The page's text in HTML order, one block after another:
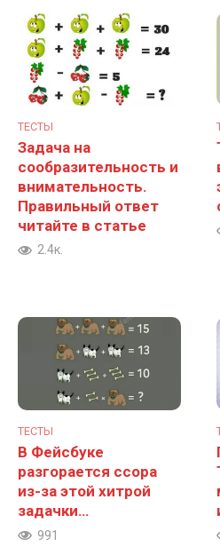
ТЕСТЫ
Задача на
сообразительность и
внимательность.
Правильный ответ
читайте в статье
2.4к.
ТЕСТЫ
В Фейсбуке
разгорается ссора
из-за этой хитрой
задачки…
991